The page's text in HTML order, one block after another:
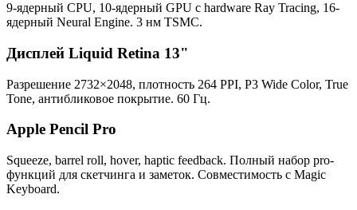
9-ядерный CPU, 10-ядерный GPU с hardware Ray Tracing, 16-
ядерный Neural Engine. 3 нм TSMC.
Дисплей Liquid Retina 13"
Разрешение 2732×2048, плотность 264 PPI, P3 Wide Color, True
Tone, антибликовое покрытие. 60 Гц.
Apple Pencil Pro
Squeeze, barrel roll, hover, haptic feedback. Полный набор pro-
функций для скетчинга и заметок. Совместимость с Magic
Keyboard.